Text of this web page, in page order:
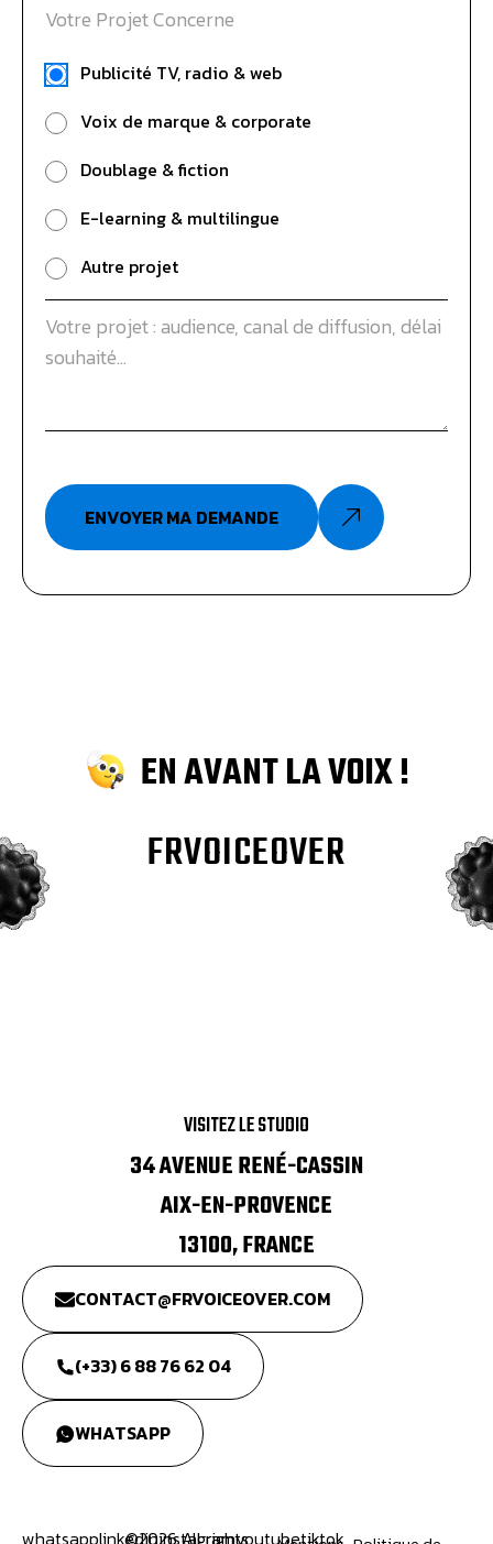
Votre Projet Concerne
Publicité TV, radio & web
Voix de marque & corporate
Doublage & fiction
E-learning & multilingue
Autre projet
ENVOYER MA DEMANDE
EN AVANT LA VOIX !
FRVOICEOVER
VISITEZ LE STUDIO
34 AVENUE RENÉ-CASSIN
AIX-EN-PROVENCE
13100, FRANCE
CONTACT@FRVOICEOVER.COM
(+33) 6 88 76 62 04
WHATSAPP